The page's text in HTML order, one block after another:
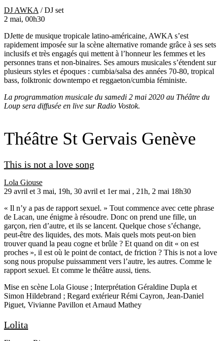
DJ AWKA / DJ set
2 mai, 00h30
DJette de musique tropicale latino-américaine, AWKA s’est
rapidement imposée sur la scène alternative romande grâce à ses sets
inclusifs et très engagés qui mettent à l’honneur les femmes et les
personnes trans et non-binaires. Ses amours musicales s’étendent sur
plusieurs styles et époques : cumbia/salsa des années 70-80, tropical
bass, folktronic downtempo et reggaeton/cumbia féministe.
La programmation musicale du samedi 2 mai 2020 au Théâtre du
Loup sera diffusée en live sur Radio Vostok.
Théâtre St Gervais Genève
This is not a love song
Lola Giouse
29 avril et 3 mai, 19h, 30 avril et 1er mai , 21h, 2 mai 18h30
« Il n’y a pas de rapport sexuel. » Tout commence avec cette phrase
de Lacan, une énigme à résoudre. Donc on prend une fille, un
garçon, rien d’autre, et ils se lancent. Quelque chose s’échange,
peut-être des liquides, des mots. Mais quels mots peut-on bien
trouver quand la peau cogne et brûle ? Et quand on dit « on est
proches », il est où le point de contact, de friction ? This is not a love
song nous propulse puissamment vers l’autre, les autres. Comme le
rapport sexuel. Et comme le théâtre aussi, tiens.
Mise en scène Lola Giouse ; Interprétation Géraldine Dupla et
Simon Hildebrand ; Regard extérieurRémi Cayron, Jean-Daniel
Piguet, Vivianne Pavillon et Arnaud Mathey
Lolita